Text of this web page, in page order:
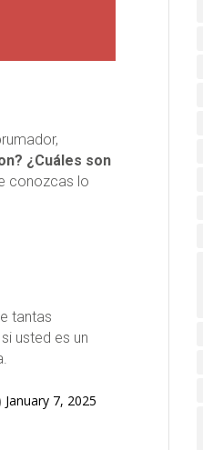
¿Cuáles son
conozcas lo
tantas
usted es un
January 7, 2025